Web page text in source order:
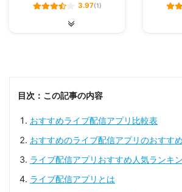
3.97(1)
目次：この記事の内容
おすすめライブ配信アプリ比較表
おすすめのライブ配信アプリのおすす
ライブ配信アプリおすすめ人気ランキ
ライブ配信アプリとは